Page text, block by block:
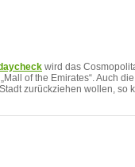
wird das
of the Emirates“. Auch
zurückziehen wollen, so